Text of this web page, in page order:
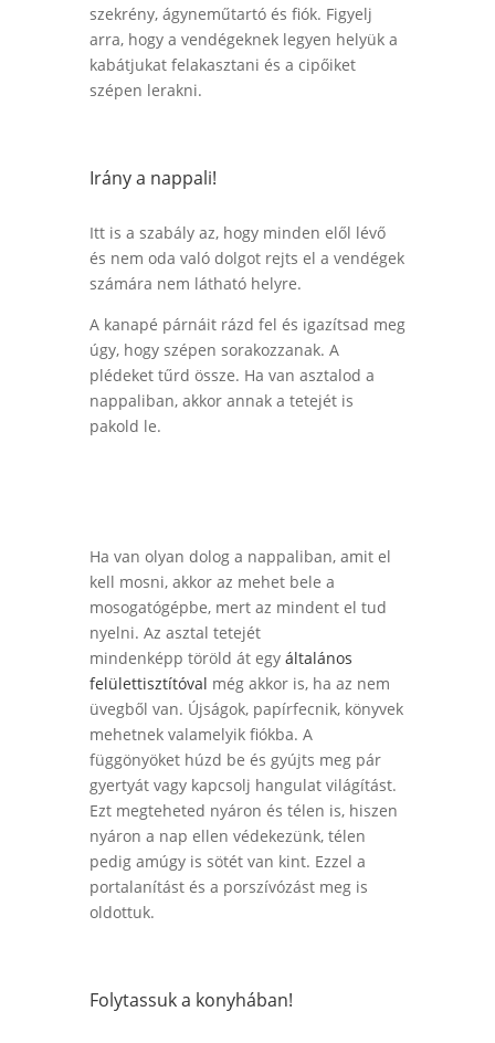
szekrény, ágyneműtartó és fiók. Figyelj
arra, hogy a vendégeknek legyen helyük a
kabátjukat felakasztani és a cipőiket
szépen lerakni.
Irány a nappali!
Itt is a szabály az, hogy minden elől lévő
és nem oda való dolgot rejts el a vendégek
számára nem látható helyre.
A kanapé párnáit rázd fel és igazítsad meg
úgy, hogy szépen sorakozzanak. A
plédeket tűrd össze. Ha van asztalod a
nappaliban, akkor annak a tetejét is
pakold le.
Ha van olyan dolog a nappaliban, amit el
kell mosni, akkor az mehet bele a
mosogatógépbe, mert az mindent el tud
nyelni. Az asztal tetejét
mindenképp töröld át egy általános
felülettisztítóval még akkor is, ha az nem
üvegből van. Újságok, papírfecnik, könyvek
mehetnek valamelyik fiókba. A
függönyöket húzd be és gyújts meg pár
gyertyát vagy kapcsolj hangulat világítást.
Ezt megteheted nyáron és télen is, hiszen
nyáron a nap ellen védekezünk, télen
pedig amúgy is sötét van kint. Ezzel a
portalanítást és a porszívózást meg is
oldottuk.
Folytassuk a konyhában!